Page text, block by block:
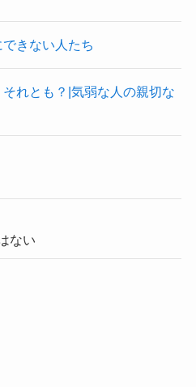
きない人たち
れとも？|気弱な人の親切な
ない